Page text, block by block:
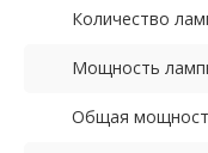
Количество
Мощность
Общая